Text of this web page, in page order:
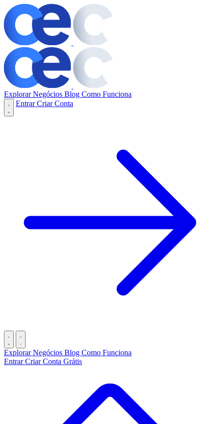
Explorar Negócios Blog Como Funciona
EntrarCriar Conta
Explorar Negócios Blog Como Funciona
EntrarCriar Conta Grátis